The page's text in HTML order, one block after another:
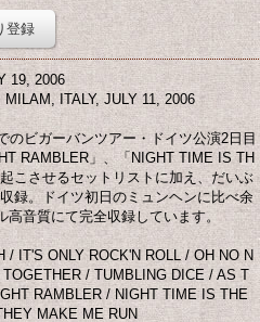
登録
19, 2006
ITALY, JULY 11, 2006
のビガーバンツアー・ドイツ公演2日目
RAMBLER」、「NIGHT TIME IS TH
こさせるセットリストに加え、だいぶ
録。ドイツ初日のミュンヘンに比べ余
音質にて完全収録しています。
IT'S ONLY ROCK'N ROLL / OH NO N
/ TUMBLING DICE / AS T
RAMBLER / NIGHT TIME IS THE
MAKE ME RUN